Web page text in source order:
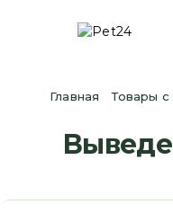
Главная Товары